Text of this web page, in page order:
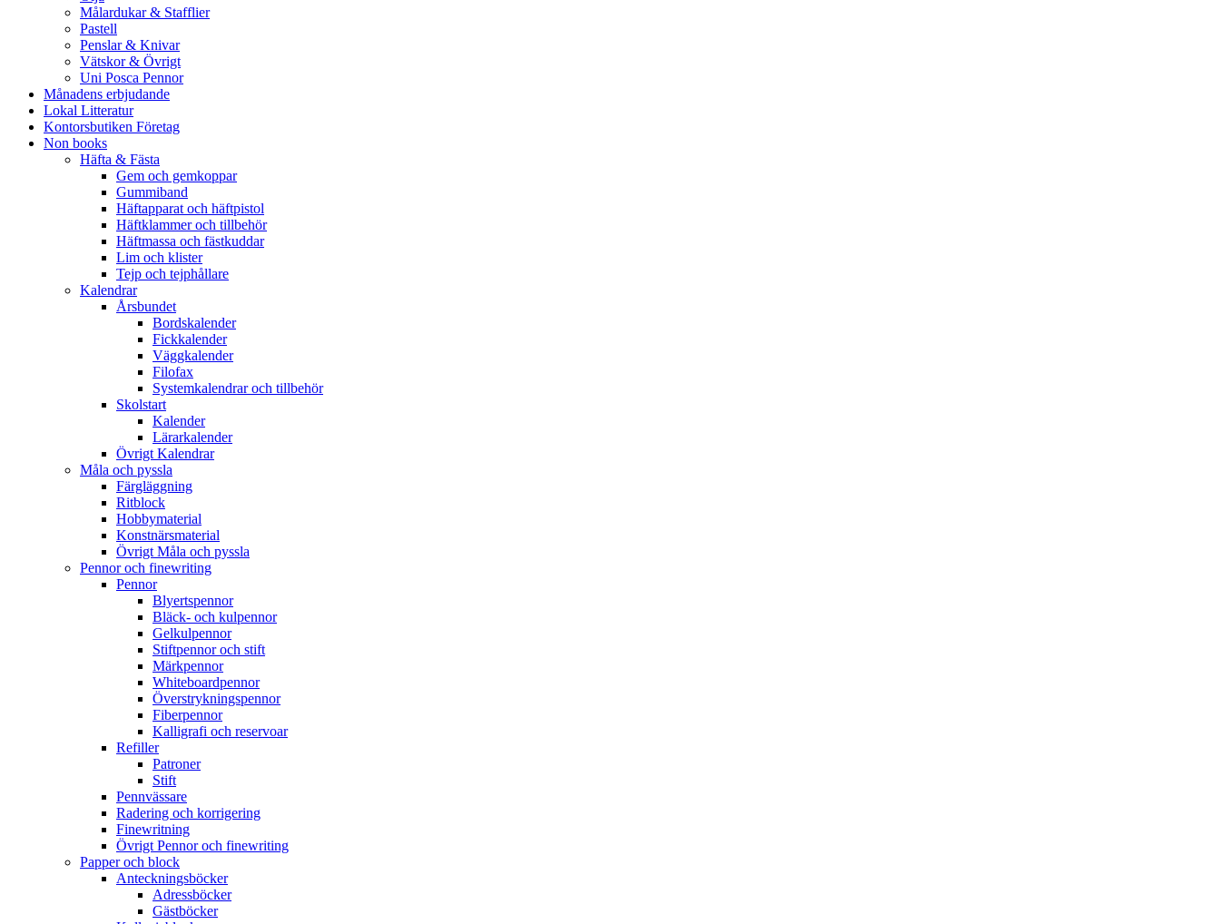
Målardukar & Stafflier
Pastell
Penslar & Knivar
Vätskor & Övrigt
Uni Posca Pennor
Månadens erbjudande
Lokal Litteratur
Kontorsbutiken Företag
Non books
Häfta & Fästa
Gem och gemkoppar
Gummiband
Häftapparat och häftpistol
Häftklammer och tillbehör
Häftmassa och fästkuddar
Lim och klister
Tejp och tejphållare
Kalendrar
Årsbundet
Bordskalender
Fickkalender
Väggkalender
Filofax
Systemkalendrar och tillbehör
Skolstart
Kalender
Lärarkalender
Övrigt Kalendrar
Måla och pyssla
Färgläggning
Ritblock
Hobbymaterial
Konstnärsmaterial
Övrigt Måla och pyssla
Pennor och finewriting
Pennor
Blyertspennor
Bläck- och kulpennor
Gelkulpennor
Stiftpennor och stift
Märkpennor
Whiteboardpennor
Överstrykningspennor
Fiberpennor
Kalligrafi och reservoar
Refiller
Patroner
Stift
Pennvässare
Radering och korrigering
Finewritning
Övrigt Pennor och finewriting
Papper och block
Anteckningsböcker
Adressböcker
Gästböcker